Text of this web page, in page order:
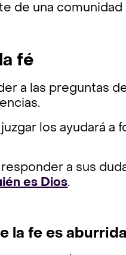
de una comunidad
fé
a las preguntas
los ayudará a
a sus
es Dios.
la fe es